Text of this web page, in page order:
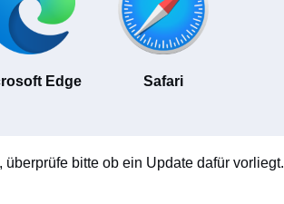
Edge Safari
bitte ob ein Update dafür vorliegt.